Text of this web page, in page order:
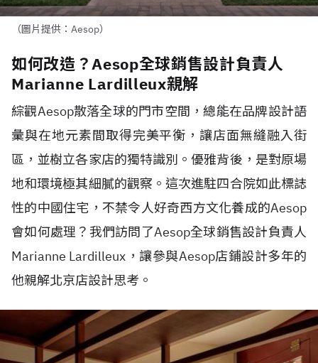
（圖片提供：Aesop）
如何改造？Aesop全球銷售設計負責人
Marianne Lardilleux親解
綜觀Aesop散落全球的門市空間，總能在品牌設計語
彙與在地元素間取得完美平衡，讓店面無縫融入街
區，並樹立各家店的獨特識別。優雅背後，是對原場
地和環境極其細膩的觀察。這次進駐四合院如此標誌
性的中國住宅，不禁令人好奇西方文化養成的Aesop
會如何處理？我們訪問了Aesop全球銷售設計負責人
Marianne Lardilleux ，讓參與Aesop店鋪設計多年的
他親解北京店設計思考。